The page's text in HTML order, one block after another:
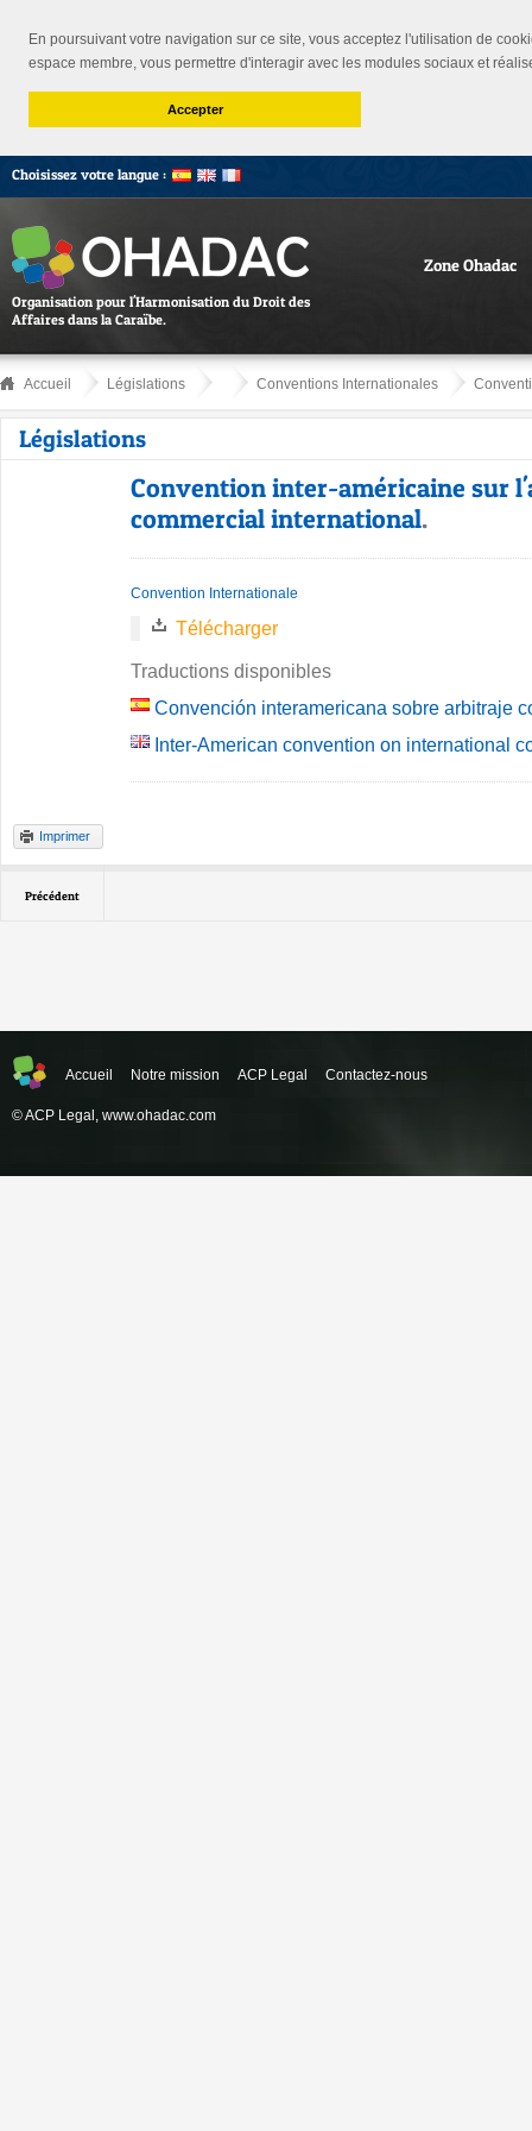
En poursuivant votre navigation sur ce site, vous acceptez l'utilisation de
espace membre, vous permettre d'interagir avec les modules sociaux et
Accepter
Choisissez votre langue :
Organisation pour l'Harmonisation du Droit des
Affaires dans la Caraïbe.
Zone Ohadac
Accueil Législations Conventions Internationales
Législations
Convention inter-américaine sur
commercial international.
Convention Internationale
Télécharger
Traductions disponibles
Convención interamericana sobre arbitraje
Inter-American convention on international
Imprimer
Précédent
Accueil Notre mission ACP Legal Contactez-nous
© ACP Legal, www.ohadac.com